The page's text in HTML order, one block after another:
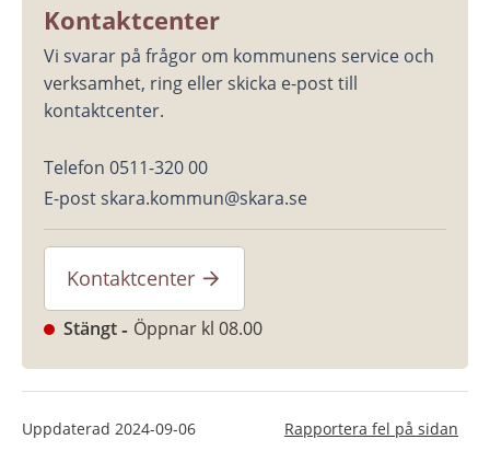
Kontaktcenter
Vi svarar på frågor om kommunens service och
verksamhet, ring eller skicka e-post till
kontaktcenter.
Telefon 0511-320 00
E-post skara.kommun@skara.se
Kontaktcenter
Stängt Öppnar kl 08.00
Uppdaterad 2024-09-06 Rapportera fel på sidan